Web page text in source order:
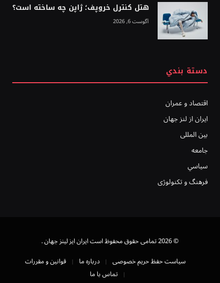
هتل کنترل خروپف؛ ژاپن چه ساخته است؟
آگوست 6, 2026
دستة بندي
اقتصاد و عمران
ایران از لنز جهان
بين المللى
جامعه
سياسي
فرهنگ و تکنولوژی
© 2026 تمامی حقوق محفوظ است ايران ايز لينز جهان .
سیاست حفظ حریم خصوصی
درباره ما
قوانین و مقررات
تماس با ما